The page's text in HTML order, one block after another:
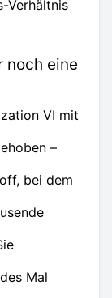
Verhältnis
noch eine
VI mit
–
bei dem
Mal